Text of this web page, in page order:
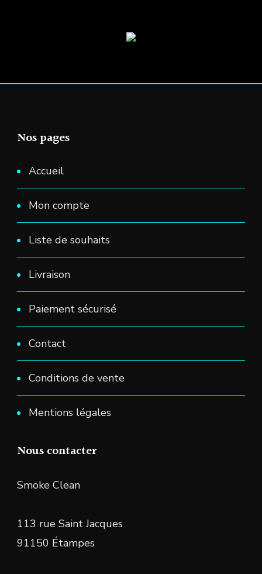
Nos pages
Accueil
Mon compte
Liste de souhaits
Livraison
Paiement sécurisé
Contact
Conditions de vente
Mentions légales
Nous contacter
Smoke Clean
113 rue Saint Jacques
91150 Étampes